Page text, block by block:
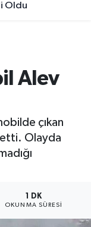
Oldu
Alev
çıkan
etti. Olayda
1 DK
OKUNMA SÜRESI